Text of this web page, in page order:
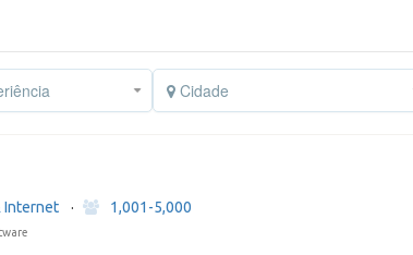
Cidade
Internet · 1,001-5,000